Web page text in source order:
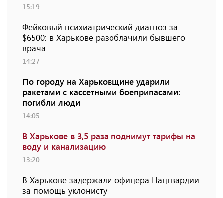
15:19
Фейковый психиатрический диагноз за
$6500: в Харькове разоблачили бывшего
врача
14:27
По городу на Харьковщине ударили
ракетами с кассетными боеприпасами:
погибли люди
14:05
В Харькове в 3,5 раза поднимут тарифы на
воду и канализацию
13:20
В Харькове задержали офицера Нацгвардии
за помощь уклонисту